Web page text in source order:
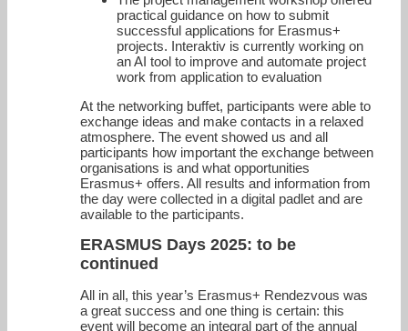
practical guidance on how to submit
successful applications for Erasmus+
projects. Interaktiv is currently working on
an AI tool to improve and automate project
work from application to evaluation
At the networking buffet, participants were able to
exchange ideas and make contacts in a relaxed
atmosphere. The event showed us and all
participants how important the exchange between
organisations is and what opportunities
Erasmus+ offers. All results and information from
the day were collected in a digital padlet and are
available to the participants.
ERASMUS Days 2025: to be
continued
All in all, this year’s Erasmus+ Rendezvous was
a great success and one thing is certain: this
event will become an integral part of the annual